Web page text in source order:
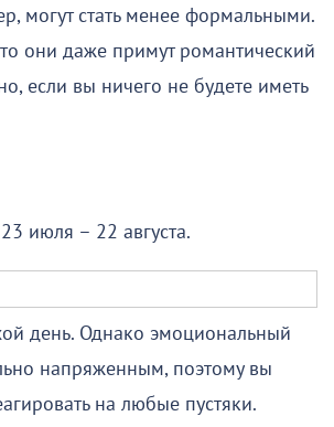
могут стать менее формальными.
они даже примут романтический
если вы ничего не будете иметь
июля – 22 августа.
день. Однако эмоциональный
напряженным, поэтому вы
на любые пустяки.